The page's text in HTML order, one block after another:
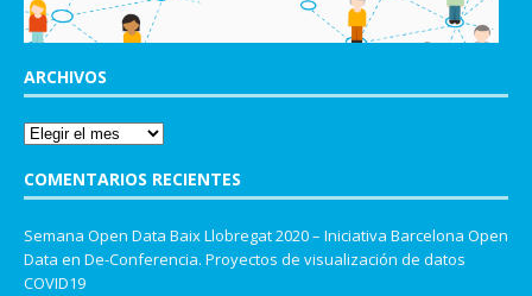
ARCHIVOS
COMENTARIOS RECIENTES
Semana Open Data Baix Llobregat 2020 – Iniciativa Barcelona Open
Data en De-Conferencia. Proyectos de visualización de datos
COVID19